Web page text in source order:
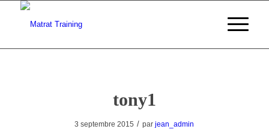
tony1
3 septembre 2015 / parjean_admin